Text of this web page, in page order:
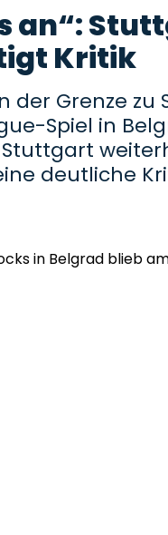
an“:
Kritik
der Grenze zu
Spiel in
deutliche